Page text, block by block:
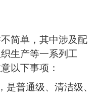
简单，其中涉及配
生产等一系列工
以下事项：
是普通级、清洁级、